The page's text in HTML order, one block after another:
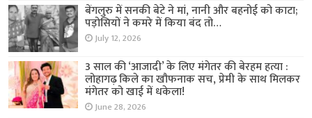
बेंगलुरु में सनकी बेटे ने मां, नानी और बहनोई को काटा;
पड़ोसियों ने कमरे में किया बंद तो…
July 12, 2026
3 साल की ‘आजादी’ के लिए मंगेतर की बेरहम हत्या :
लोहागढ़ किले का खौफनाक सच, प्रेमी के साथ मिलकर
मंगेतर को खाई में धकेला!
June 28, 2026